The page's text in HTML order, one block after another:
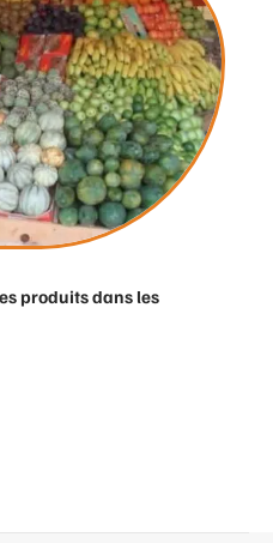
produits dans les